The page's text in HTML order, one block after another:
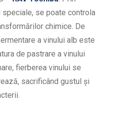
se poate controla
chimice. De
a vinului alb este
de pastrare a vinului
fierberea vinului se
sacrificând gustul și